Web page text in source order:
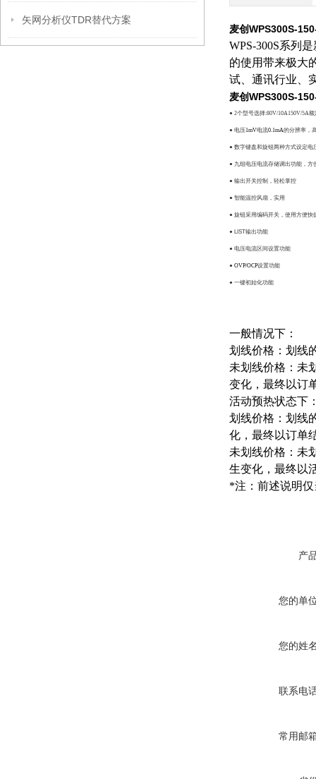
矢网分析仪TDR替代方案
麦创WPS300S-
WPS-300S系列
的使用带来极大
试、通讯行业、
麦创WPS300S-
● 2个型号选择:80V/10A150V/5A额
● 电压1mV电流0.1mA的分辨率，
● 数字键盘和旋钮两种方式设定电
● 九组电压电流存储调出功能，方
● 输出开关控制，轻松掌控
● 智能温控风扇，实用
● 旋钮采用编码开关，使用方便快
● LIST输出功能
● 电压电流区间设置功能
● OVP/OCP设置功能
● 一键初始化功能
一般情况下：
划线价格：划线
未划线价格：未
变化，最终以订
活动预热状态下
划线价格：划线
化，最终以订单
未划线价格：未
生变化，最终以
*注：前述说明
产
您的单
您的姓
联系电
常用邮